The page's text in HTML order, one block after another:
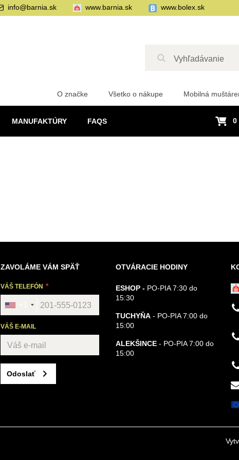
MANUFAKTÚRY FAQS
O značke Všetko o nákupe Mobilná
0
info@barnia.sk www.barnia.sk www.bolex.sk
ZAVOLÁME VÁM SPÄŤ
VÁŠ TELEFÓN
VÁŠ E-MAIL
Odoslať
OTVÁRACIE HODINY
ESHOP - PO-PIA 7:30 do
15:30
TUCHYŇA - PO-PIA 7:00 do
15:00
ALEKŠINCE - PO-PIA 7:00 do
15:00